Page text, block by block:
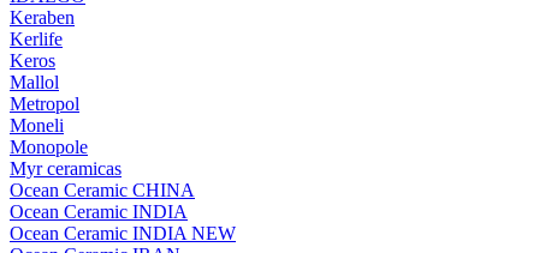
Keraben
Kerlife
Keros
Mallol
Metropol
Moneli
Monopole
Myr ceramicas
Ocean Ceramic CHINA
Ocean Ceramic INDIA
Ocean Ceramic INDIA NEW